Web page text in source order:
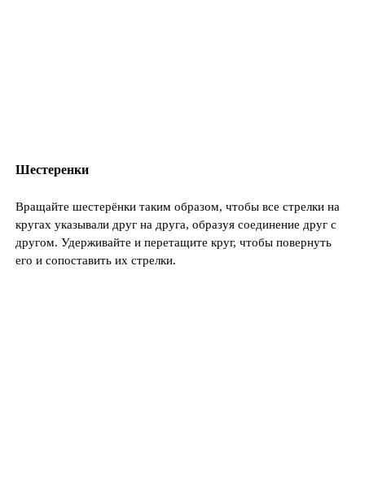
Шестеренки
Вращайте шестерёнки таким образом, чтобы все стрелки на
кругах указывали друг на друга, образуя соединение друг с
другом. Удерживайте и перетащите круг, чтобы повернуть
его и сопоставить их стрелки.